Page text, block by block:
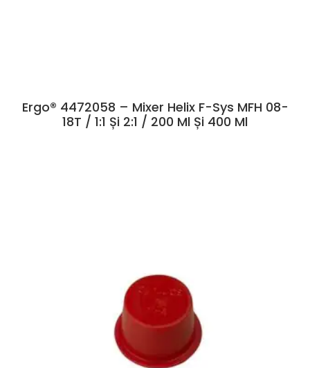
Ergo® 4472058 – Mixer Helix F-Sys MFH 08-
18T / 1:1 Și 2:1 / 200 Ml Și 400 Ml